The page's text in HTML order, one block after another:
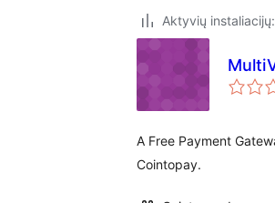
Aktyvių
A Free Payment
Cointopay.